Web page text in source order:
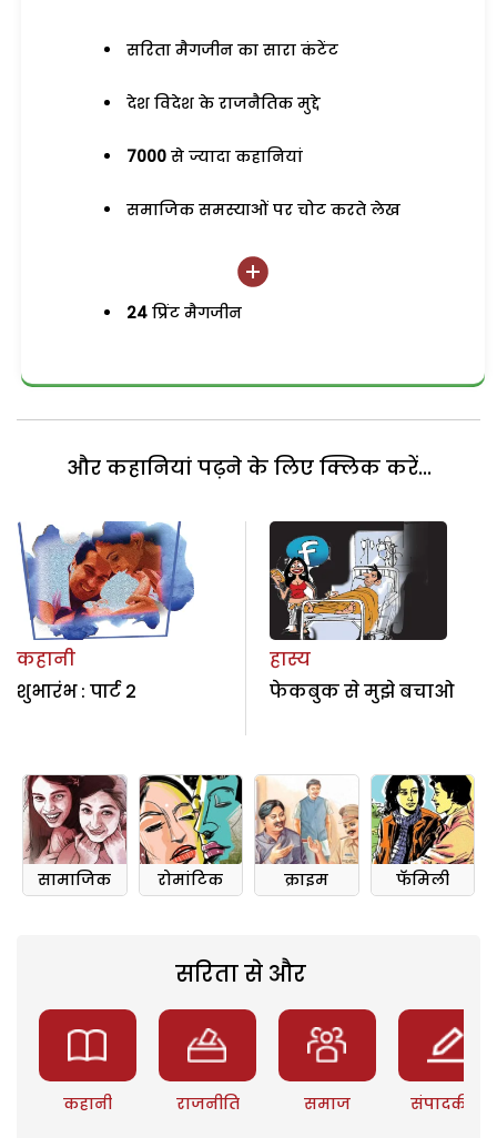
सरिता मैगजीन का सारा कंटेंट
देश विदेश के राजनैतिक मुद्दे
7000 से ज्यादा कहानियां
समाजिक समस्याओं पर चोट करते लेख
24 प्रिंट मैगजीन
और कहानियां पढ़ने के लिए क्लिक करें...
कहानी
शुभारंभ : पार्ट 2
हास्य
फेकबुक से मुझे बचाओ
सामाजिक रोमांटिक क्राइम फॅमिली
सरिता से और
कहानी राजनीति समाज संपादकीय